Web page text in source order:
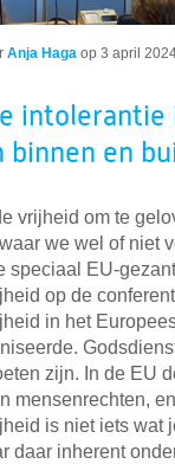
AOV
Anja Haga op 3 april
intolerantie
binnen en
vrijheid om te
we wel of niet
speciaal EU-gezant
op de
in het
zijn. In de EU
mensenrechten, en
is niet iets wat
daar inherent